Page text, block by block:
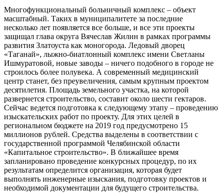
Многофункциональный больничный комплекс – объект
масштабный. Таких в муниципалитете за последние
несколько лет появляется все больше, и все эти проекты
защищал глава округа Вячеслав Жилин в рамках программы
развития Златоуста как моногорода. Ледовый дворец
«Таганай», лыжно-биатлонный комплекс имени Светланы
Ишмуратовой, новые заводы – ничего подобного в городе не
строилось более полувека. А современный медицинский
центр станет, без преувеличения, самым крупным проектом
десятилетия. Площадь земельного участка, на которой
развернется строительство, составит около шести гектаров.
Сейчас ведется подготовка к следующему этапу – проведению
изыскательских работ по проекту. Для этих целей в
региональном бюджете на 2019 год предусмотрено 15
миллионов рублей. Средства выделены в соответствии с
государственной программой Челябинской области
«Капитальное строительство». В ближайшее время
запланировано проведение конкурсных процедур, по их
результатам определится организация, которая будет
выполнять инженерные изыскания, подготовку проектов и
необходимой документации для будущего строительства.